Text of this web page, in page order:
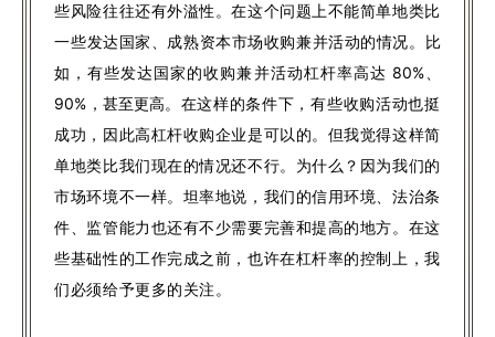
些风险往往还有外溢性。在这个问题上不能简单地类比
一些发达国家、成熟资本市场收购兼并活动的情况。 比
如，有些发达国家的收购兼并活动杠杆率高达 80%、
90%，甚至更高。 在这样的条件下，有些收购活动也挺
成功，因此高杠杆收购企业是可以的。但我觉得这样简
单地类比我们现在的情况还不行。为什么？因为我们的
市场环境不一样。坦率地说，我们的信用环境、法治条
件、监管能力也还有不少需要完善和提高的地方。在这
些基础性的工作完成之前，也许在杠杆率的控制上，我
们必须给予更多的关注。